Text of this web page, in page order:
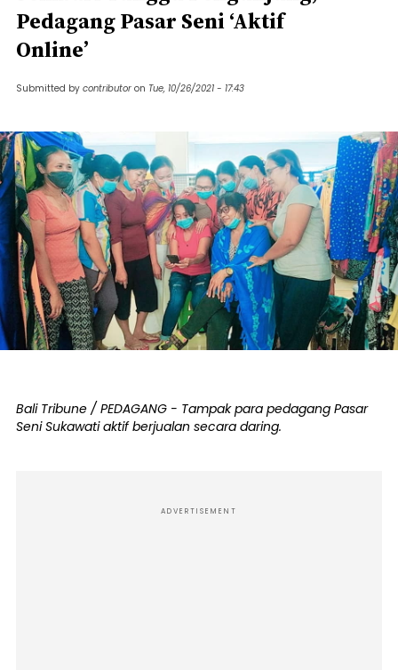
Pedagang Pasar Seni ‘Aktif
Online’
Submitted by contributor on Tue, 10/26/2021 - 17:43
Bali Tribune / PEDAGANG - Tampak para pedagang Pasar
Seni Sukawati aktif berjualan secara daring.
ADVERTISEMENT